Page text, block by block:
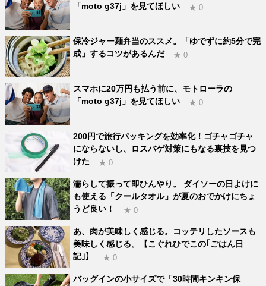
「moto g37j」を見てほしい
★ 0
保冷ジャー麺弁当のススメ。「ゆでずに約5分で完
成」するコツがあるんだ
★ 0
スマホに20万円も払う前に、モトローラの
「moto g37j」を見てほしい
★ 0
200円で旅行パッキングを効率化！ゴチャゴチャ
にならないし、ロスバゲ対策にもなる裏技を見つ
けた
★ 0
濡らして振って即ひんやり。 ダイソーの日よけに
も使える「クールタオル」が夏のおでかけにちょ
うど良い！
★ 0
あ、肉が美味しく感じる。コッテリしたソースも
美味しく感じる。【こぐれひでこの｢ごはん日
記｣】
★ 0
バッグインの小サイズで「30時間キンキン保